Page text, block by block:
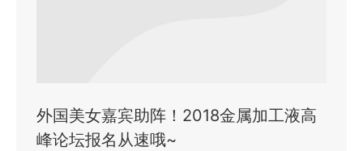
外国美女嘉宾助阵！2018金属加工液高
峰论坛报名从速哦~